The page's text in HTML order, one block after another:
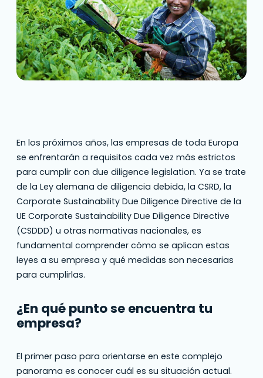
En los próximos años, las empresas de toda Europa
se enfrentarán a requisitos cada vez más estrictos
para cumplir con due diligence legislation. Ya se trate
de la Ley alemana de diligencia debida, la CSRD, la
Corporate Sustainability Due Diligence Directive de la
UE Corporate Sustainability Due Diligence Directive
(CSDDD) u otras normativas nacionales, es
fundamental comprender cómo se aplican estas
leyes a su empresa y qué medidas son necesarias
para cumplirlas.
¿En qué punto se encuentra tu
empresa?
El primer paso para orientarse en este complejo
panorama es conocer cuál es su situación actual.